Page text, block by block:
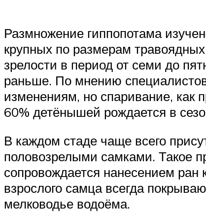
Размножение гиппопотама
крупных по размерам
зрелости в период от семи до
раньше. По мнению
изменениям, но спаривание, как
60% детёнышей рождается в
В каждом стаде чаще всего
половозрелыми самками. Такое
сопровождается нанесением
взрослого самца всегда
мелководье водоёма.